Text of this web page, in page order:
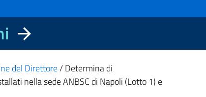
del Direttore/Determina di
nella sede ANBSC di Napoli (Lotto 1) e